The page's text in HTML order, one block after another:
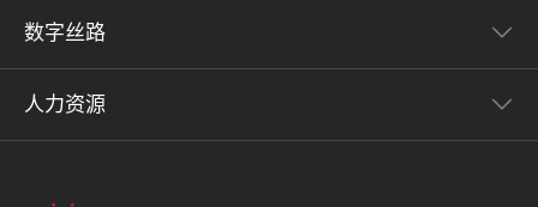
数字丝路
人力资源